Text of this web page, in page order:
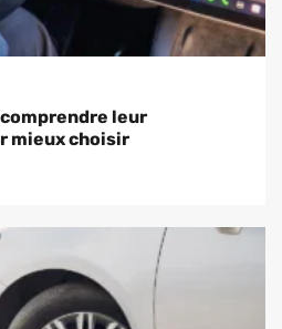
leur
mieux choisir